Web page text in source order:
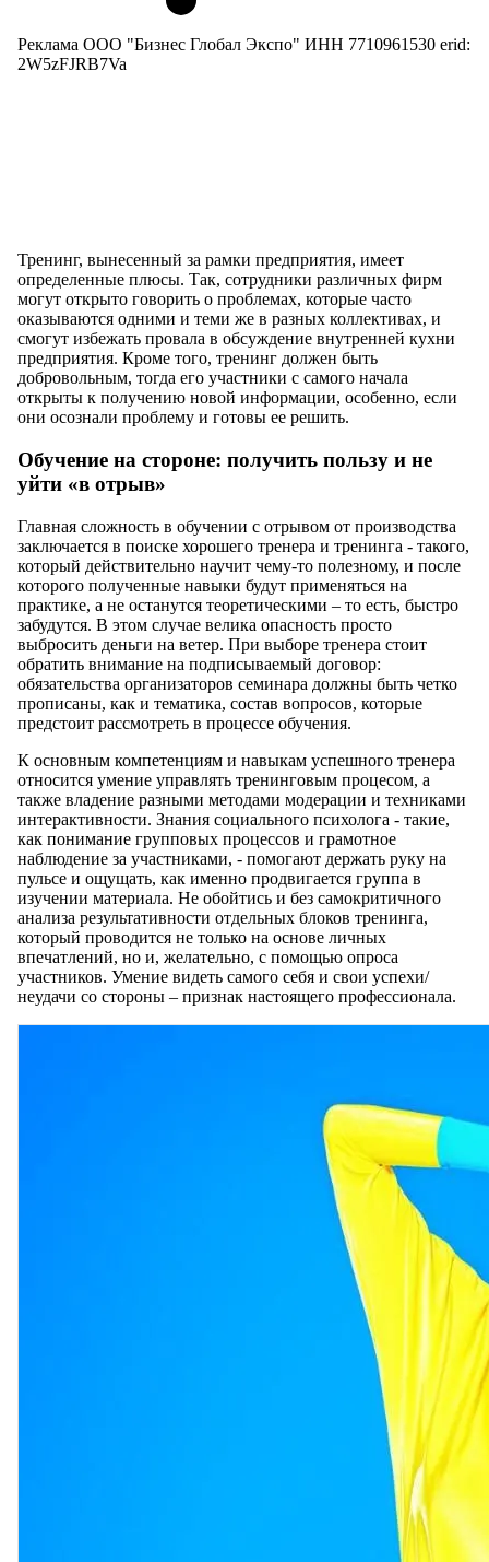
Реклама ООО "Бизнес Глобал Экспо" ИНН 7710961530 erid:
2W5zFJRB7Va
Тренинг, вынесенный за рамки предприятия, имеет
определенные плюсы. Так, сотрудники различных фирм
могут открыто говорить о проблемах, которые часто
оказываются одними и теми же в разных коллективах, и
смогут избежать провала в обсуждение внутренней кухни
предприятия. Кроме того, тренинг должен быть
добровольным, тогда его участники с самого начала
открыты к получению новой информации, особенно, если
они осознали проблему и готовы ее решить.
Обучение на стороне: получить пользу и не
уйти «в отрыв»
Главная сложность в обучении с отрывом от производства
заключается в поиске хорошего тренера и тренинга - такого,
который действительно научит чему-то полезному, и после
которого полученные навыки будут применяться на
практике, а не останутся теоретическими – то есть, быстро
забудутся. В этом случае велика опасность просто
выбросить деньги на ветер. При выборе тренера стоит
обратить внимание на подписываемый договор:
обязательства организаторов семинара должны быть четко
прописаны, как и тематика, состав вопросов, которые
предстоит рассмотреть в процессе обучения.
К основным компетенциям и навыкам успешного тренера
относится умение управлять тренинговым процесом, а
также владение разными методами модерации и техниками
интерактивности. Знания социального психолога - такие,
как понимание групповых процессов и грамотное
наблюдение за участниками, - помогают держать руку на
пульсе и ощущать, как именно продвигается группа в
изучении материала. Не обойтись и без самокритичного
анализа результативности отдельных блоков тренинга,
который проводится не только на основе личных
впечатлений, но и, желательно, с помощью опроса
участников. Умение видеть самого себя и свои успехи/
неудачи со стороны – признак настоящего профессионала.